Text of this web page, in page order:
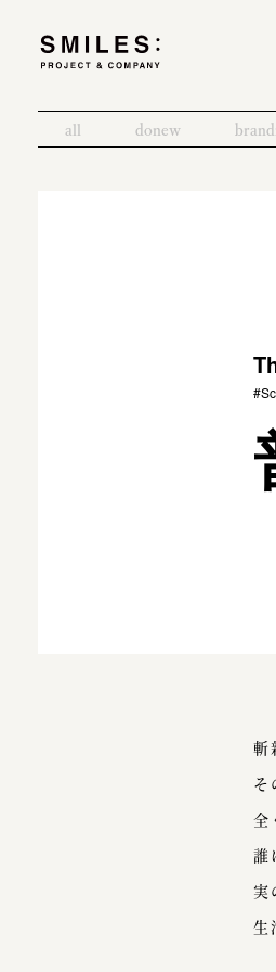
all donew
斬
そ
全
誰
実
生